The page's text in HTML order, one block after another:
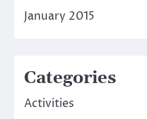
January 2015
Categories
Activities